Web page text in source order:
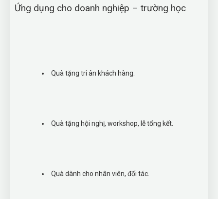
Ứng dụng cho doanh nghiệp – trường học
Quà tặng tri ân khách hàng.
Quà tặng hội nghị, workshop, lễ tổng kết.
Quà dành cho nhân viên, đối tác.